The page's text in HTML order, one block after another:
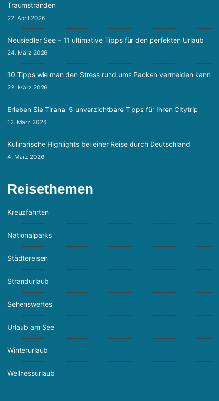
Traumstränden
22. April 2026
Neusiedler See – 11 ultimative Tipps für den perfekten Urlaub
24. März 2026
10 Tipps wie man den Stress rund ums Packen vermeiden kann
23. März 2026
Erleben Sie Tirana: 5 unverzichtbare Tipps für Ihren Citytrip
12. März 2026
Kulinarische Highlights bei einer Reise durch Deutschland
4. März 2026
Reisethemen
Kreuzfahrten
Nationalparks
Städtereisen
Strandurlaub
Sehenswertes
Urlaub am See
Winterurlaub
Wellnessurlaub